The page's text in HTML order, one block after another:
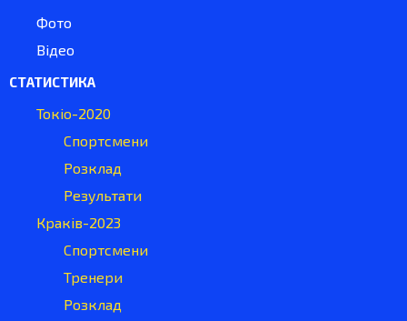
Фото
Відео
СТАТИСТИКА
Токіо-2020
Спортсмени
Розклад
Результати
Краків-2023
Спортсмени
Тренери
Розклад